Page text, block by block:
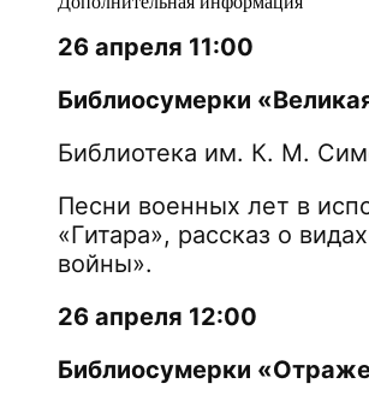
26 апреля 11:00
Библиосумерки
Библиотека им. К. М.
Песни военных лет в
«Гитара», рассказ о
войны».
26 апреля 12:00
Библиосумерки